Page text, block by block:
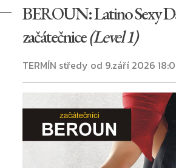
BEROUN: Latino Sexy
začátečnice(Level 1)
TERMÍN středy od 9.září 2026